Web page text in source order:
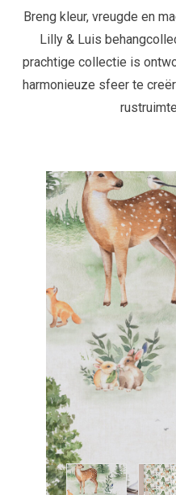
Breng kleur, vreugde en
Lilly & Luis
prachtige collectie is
harmonieuze sfeer te